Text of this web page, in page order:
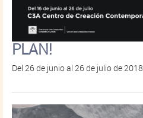
PLAN!
Del 26 de junio al 26 de julio de 2018